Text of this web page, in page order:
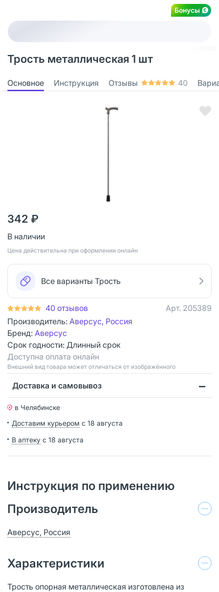
Бонусы
Трость металлическая 1 шт
Основное Инструкция Отзывы 40
342 ₽
В наличии
Цена действительна при оформлении онлайн
Все варианты Трость
40 отзывов Арт. 205389
Производитель: Аверсус, Россия
Бренд: Аверсус
Срок годности: Длинный срок
Доступна оплата онлайн
Bнешний вид товара может отличаться от изображённого
Доставка и самовывоз
в Челябинске
Доставим курьером с 18 августа
В аптеку с 18 августа
Инструкция по применению
Производитель
Аверсус, Россия
Характеристики
Трость опорная металлическая изготовлена из